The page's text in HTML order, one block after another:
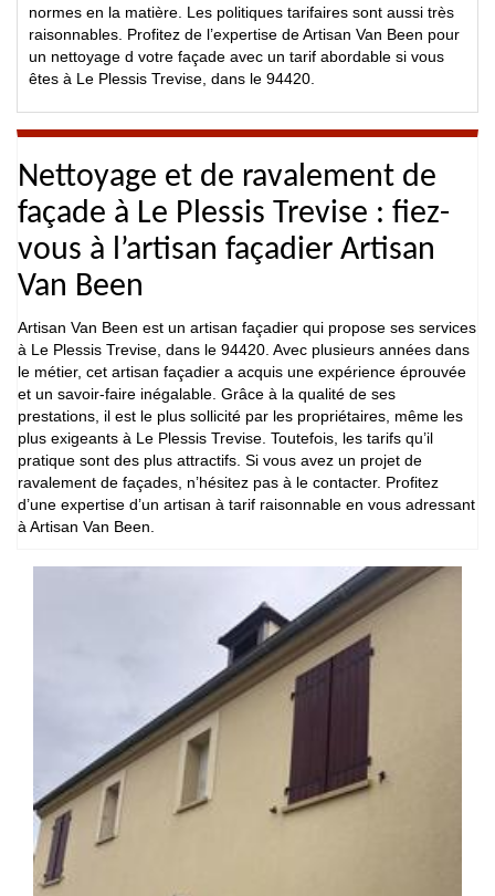
normes en la matière. Les politiques tarifaires sont aussi très
raisonnables. Profitez de l’expertise de Artisan Van Been pour
un nettoyage d votre façade avec un tarif abordable si vous
êtes à Le Plessis Trevise, dans le 94420.
Nettoyage et de ravalement de
façade à Le Plessis Trevise : fiez-
vous à l’artisan façadier Artisan
Van Been
Artisan Van Been est un artisan façadier qui propose ses services
à Le Plessis Trevise, dans le 94420. Avec plusieurs années dans
le métier, cet artisan façadier a acquis une expérience éprouvée
et un savoir-faire inégalable. Grâce à la qualité de ses
prestations, il est le plus sollicité par les propriétaires, même les
plus exigeants à Le Plessis Trevise. Toutefois, les tarifs qu’il
pratique sont des plus attractifs. Si vous avez un projet de
ravalement de façades, n’hésitez pas à le contacter. Profitez
d’une expertise d’un artisan à tarif raisonnable en vous adressant
à Artisan Van Been.